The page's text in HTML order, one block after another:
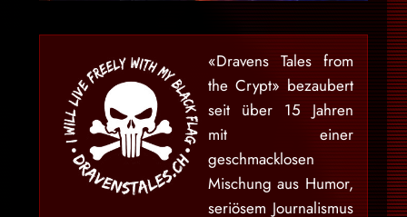
«Dravens Tales from
the Crypt» bezaubert
seit über 15 Jahren
mit einer
geschmacklosen
Mischung aus Humor,
seriösem Journalismus